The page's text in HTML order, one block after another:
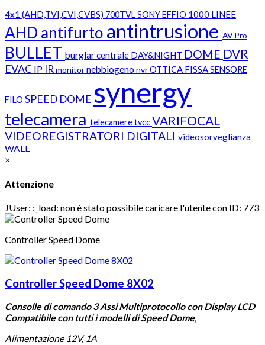
4x1 (AHD,TVI,CVI,CVBS) 700TVL SONY EFFIO 1000 LINEE
AHD antifurto antintrusione AV Pro
BULLET burglarcentrale DAY&NIGHT DOME DVR
EVAC IP IRmonitornebbiogeno nvrOTTICA FISSASENSORE
FILO SPEED DOME synergy
telecamera telecameretvccVARIFOCAL
VIDEOREGISTRATORI DIGITALI videosorveglianza
WALL
×
Attenzione
JUser: :_load: non è stato possibile caricare l'utente con ID: 773
Controller Speed Dome
Controller Speed Dome 8X02
Consolle di comando 3 Assi Multiprotocollo con Display LCD
Compatibile con tutti i modelli di Speed Dome,
Alimentazione 12V, 1A